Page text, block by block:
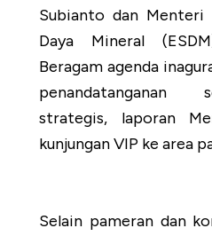
Subianto dan Menteri
Daya Mineral
Beragam agenda
penandatanganan
strategis, laporan
kunjungan VIP ke area
Selain pameran dan